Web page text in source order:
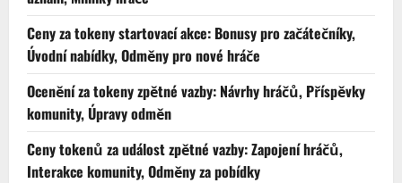
Ceny za tokeny startovací akce: Bonusy pro začátečníky,
Úvodní nabídky, Odměny pro nové hráče
Ocenění za tokeny zpětné vazby: Návrhy hráčů, Příspěvky
komunity, Úpravy odměn
Ceny tokenů za událost zpětné vazby: Zapojení hráčů,
Interakce komunity, Odměny za pobídky